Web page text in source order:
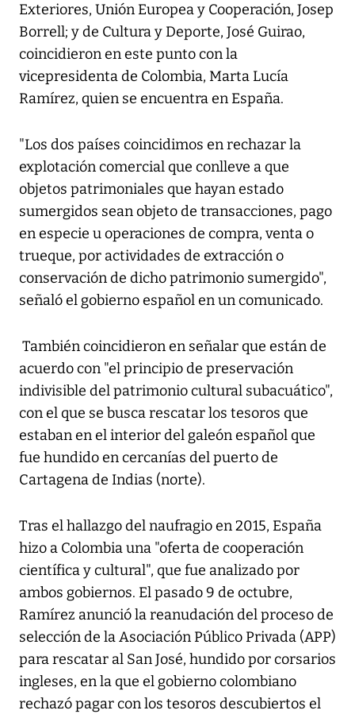
Exteriores, Unión Europea y Cooperación, Josep
Borrell; y de Cultura y Deporte, José Guirao,
coincidieron en este punto con la
vicepresidenta de Colombia, Marta Lucía
Ramírez, quien se encuentra en España.
"Los dos países coincidimos en rechazar la
explotación comercial que conlleve a que
objetos patrimoniales que hayan estado
sumergidos sean objeto de transacciones, pago
en especie u operaciones de compra, venta o
trueque, por actividades de extracción o
conservación de dicho patrimonio sumergido",
señaló el gobierno español en un comunicado.
También coincidieron en señalar que están de
acuerdo con "el principio de preservación
indivisible del patrimonio cultural subacuático",
con el que se busca rescatar los tesoros que
estaban en el interior del galeón español que
fue hundido en cercanías del puerto de
Cartagena de Indias (norte).
Tras el hallazgo del naufragio en 2015, España
hizo a Colombia una "oferta de cooperación
científica y cultural", que fue analizado por
ambos gobiernos. El pasado 9 de octubre,
Ramírez anunció la reanudación del proceso de
selección de la Asociación Público Privada (APP)
para rescatar al San José, hundido por corsarios
ingleses, en la que el gobierno colombiano
rechazó pagar con los tesoros descubiertos el